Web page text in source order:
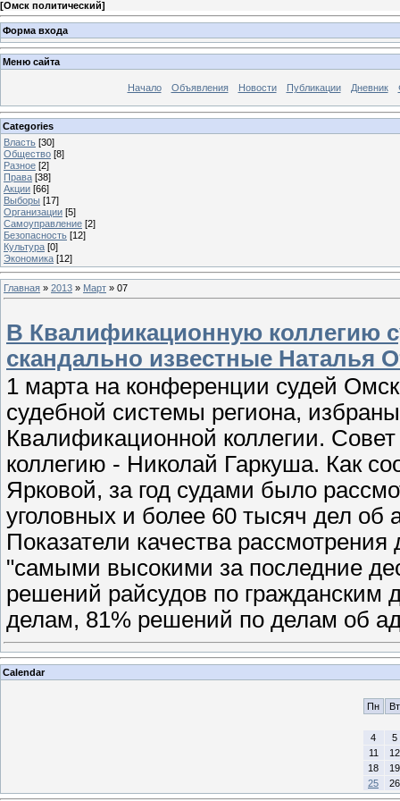
[Омск политический]
Форма входа
Меню сайта
Начало Объявления Новости Публикации Дневник
Categories
Власть [30]
Общество [8]
Разное [2]
Права [38]
Акции [66]
Выборы [17]
Организации [5]
Самоуправление [2]
Безопасность [12]
Культура [0]
Экономика [12]
Главная » 2013 » Март » 07
В Квалификационную коллегию
скандально известные Наталья
1 марта на конференции судей
судебной системы региона,
Квалификационной коллегии.
коллегию - Николай Гаркуша. Как
Ярковой, за год судами было
уголовных и более 60 тысяч дел
Показатели качества
"самыми высокими за последние
решений райсудов по гражданским
делам, 81% решений по делам об
Calendar
Пн Вт
4
5
11
12
18
19
25
26